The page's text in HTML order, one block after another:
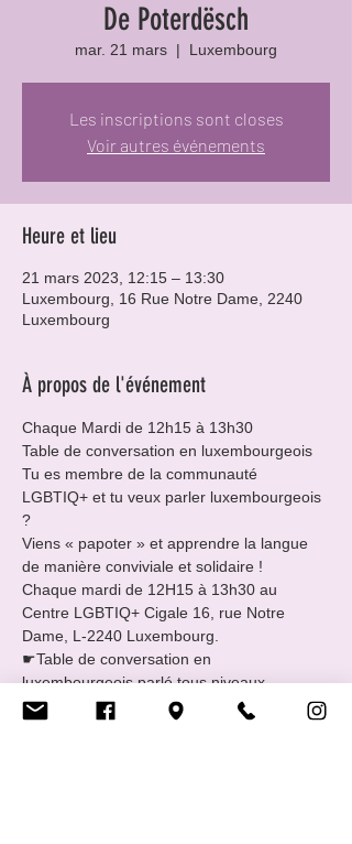
De Poterdësch
mar. 21 mars
  |
Luxembourg
Les inscriptions sont closes
Voir autres événements
Heure et lieu
21 mars 2023, 12:15 – 13:30
Luxembourg, 16 Rue Notre Dame, 2240
Luxembourg
À propos de l'événement
Chaque Mardi de 12h15 à 13h30
Table de conversation en luxembourgeois
Tu es membre de la communauté
LGBTIQ+ et tu veux parler luxembourgeois
?
Viens « papoter » et apprendre la langue
de manière conviviale et solidaire !
Chaque mardi de 12H15 à 13h30 au
Centre LGBTIQ+ Cigale 16, rue Notre
Dame, L-2240 Luxembourg.
☛Table de conversation en
luxembourgeois parlé tous niveaux.
☛GRATUIT.